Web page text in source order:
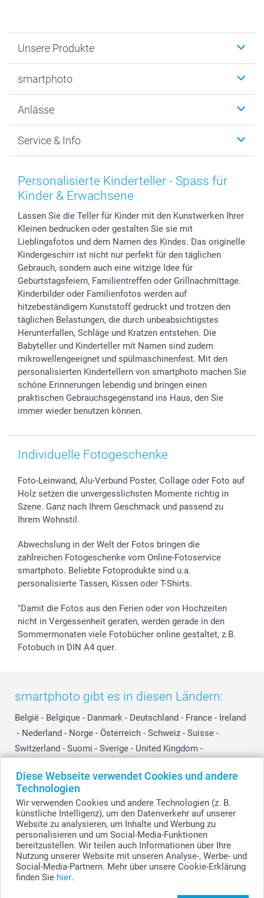
Diese Webseite verwendet Cookies und andere
Technologien
Wir verwenden Cookies und andere Technologien (z. B.
künstliche Intelligenz), um den Datenverkehr auf unserer
Website zu analysieren, um Inhalte und Werbung zu
personalisieren und um Social-Media-Funktionen
bereitzustellen. Wir teilen auch Informationen über Ihre
Nutzung unserer Website mit unseren Analyse-, Werbe- und
Social-Media-Partnern. Mehr über unsere Cookie-Erklärung
finden Sie hier.
Unsere Produkte
Fotogeschenke
MyNameBook
Fotoabzüge, Fotos als Buch & Poster
Zubehör & Material
Foto-Kalender & Agenden
Geschenk-Gutscheine (PDF)
smartphoto
Warum smartphoto
Datenschutz
AGB
Impressum
Partnerprogramme
Investor Relations
B2B smartbusiness
Widerrufsrecht
Anlässe
Neujahr
Muttertag
Vatertag
Hochzeit
Geburtstag
Geburt
Zu allen Anlässen
Service & Info
Anmelden /Registrieren
Preise und Versandkosten
72h Lieferung
Zahlungsmöglichkeiten
Sitemap
Status der Bestellung
smartfriends
smartgarantie
smartbonus
Personalisierte Kinderteller - Spass für
Kinder & Erwachsene
Lassen Sie die Teller für Kinder mit den Kunstwerken Ihrer
Kleinen bedrucken oder gestalten Sie sie mit
Lieblingsfotos und dem Namen des Kindes. Das originelle
Kindergeschirr ist nicht nur perfekt für den täglichen
Gebrauch, sondern auch eine witzige Idee für
Geburtstagsfeiern, Familientreffen oder Grillnachmittage.
Kinderbilder oder Familienfotos werden auf
hitzebeständigem Kunststoff gedruckt und trotzen den
täglichen Belastungen, die durch unbeabsichtigstes
Herunterfallen, Schläge und Kratzen entstehen. Die
Babyteller und Kinderteller mit Namen sind zudem
mikrowellengeeignet und spülmaschinenfest. Mit den
personalisierten Kindertellern von smartphoto machen Sie
schöne Erinnerungen lebendig und bringen einen
praktischen Gebrauchsgegenstand ins Haus, den Sie
immer wieder benutzen können.
Individuelle Fotogeschenke
Foto-Leinwand, Alu-Verbund Poster, Collage oder Foto auf
Holz setzen die unvergesslichsten Momente richtig in
Szene. Ganz nach Ihrem Geschmack und passend zu
Ihrem Wohnstil.
Abwechslung in der Welt der Fotos bringen die
zahlreichen Fotogeschenke vom Online-Fotoservice
smartphoto. Beliebte Fotoprodukte sind u.a.
personalisierte Tassen, Kissen oder T-Shirts.
"Damit die Fotos aus den Ferien oder von Hochzeiten
nicht in Vergessenheit geraten, werden gerade in den
Sommermonaten viele Fotobücher online gestaltet, z.B.
Fotobuch in DIN A4 quer.
smartphoto gibt es in diesen Ländern:
België - Belgique - Danmark - Deutschland - France - Ireland
- Nederland - Norge - Österreich - Schweiz - Suisse -
Switzerland - Suomi - Sverige - United Kingdom -
Other Countries
© smartphoto Group. Alle Rechte vorbehalten.
Alle Preise verstehen sich in EURO (€) inkl. MwSt. und zzgl. Versandkosten.